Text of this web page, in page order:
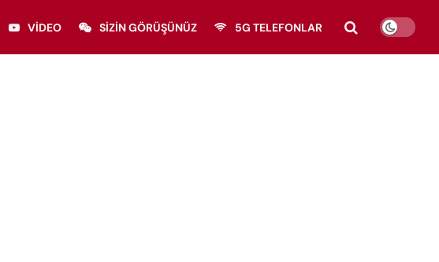
VIDEO SIZIN GÖRÜŞÜNÜZ 5G TELEFONLAR